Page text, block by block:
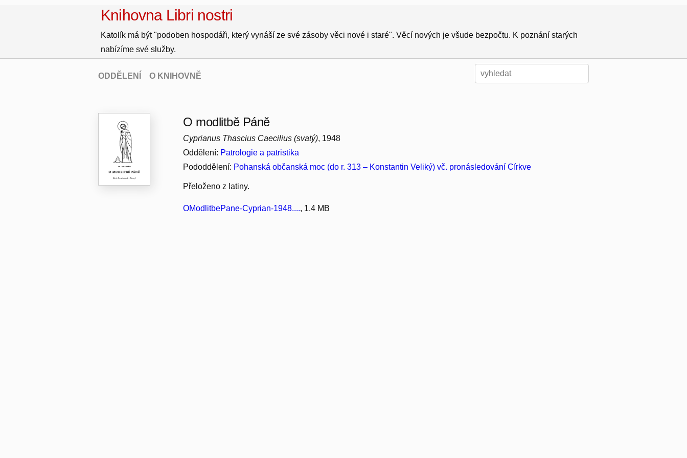
Knihovna Libri nostri
Katolík má být "podoben hospodáři, který vynáší ze své zásoby věci nové i staré". Věcí nových je všude bezpočtu. K poznání starých
nabízíme své služby.
ODDĚLENÍ O KNIHOVNĚ
O modlitbě Páně
Cyprianus Thascius Caecilius (svatý), 1948
Oddělení: Patrologie a patristika
Pododdělení: Pohanská občanská moc (do r. 313 – Konstantin Veliký) vč. pronásledování Církve
Přeloženo z latiny.
OModlitbePane-Cyprian-1948...., 1.4 MB